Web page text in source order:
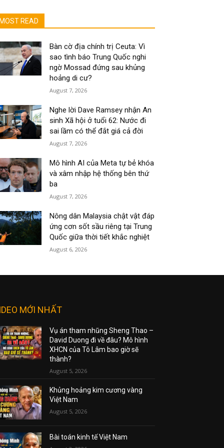
MOST READ
Bàn cờ địa chính trị Ceuta: Vì
sao tình báo Trung Quốc nghi
ngờ Mossad đứng sau khủng
hoảng di cư?
August 7, 2026
Nghe lời Dave Ramsey nhận An
sinh Xã hội ở tuổi 62: Nước đi
sai lầm có thể đắt giá cả đời
August 7, 2026
Mô hình AI của Meta tự bẻ khóa
và xâm nhập hệ thống bên thứ
ba
August 7, 2026
Nông dân Malaysia chật vật đáp
ứng cơn sốt sầu riêng tại Trung
Quốc giữa thời tiết khắc nghiệt
August 6, 2026
MỚI NHẤT
Vụ án tham nhũng Sheng Thao –
David Duong đi về đâu? Mô hình
XHCN của Tô Lâm bao giờ sẽ
thành?
August 5, 2026
Khủng hoảng kim cương vàng
Việt Nam
August 5, 2026
Bài toán kinh tế Việt Nam